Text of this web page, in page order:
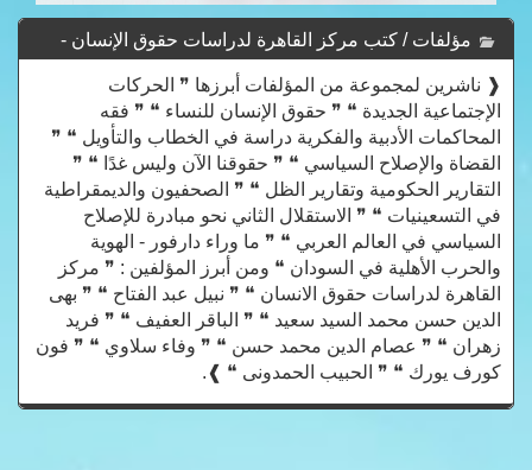
مؤلفات / كتب مركز القاهرة لدراسات حقوق الإنسان -
Mrkz Al-Qahrt Ldrasat Hqwq Al-Insan
❰ ناشرين لمجموعة من المؤلفات أبرزها ❞ الحركات
الإجتماعية الجديدة ❝ ❞ حقوق الإنسان للنساء ❝ ❞ فقه
المحاكمات الأدبية والفكرية دراسة في الخطاب والتأويل ❝ ❞
القضاة والإصلاح السياسي ❝ ❞ حقوقنا الآن وليس غدًا ❝ ❞
التقارير الحكومية وتقارير الظل ❝ ❞ الصحفيون والديمقراطية
في التسعينيات ❝ ❞ الاستقلال الثاني نحو مبادرة للإصلاح
السياسي في العالم العربي ❝ ❞ ما وراء دارفور - الهوية
والحرب الأهلية في السودان ❝ ومن أبرز المؤلفين : ❞ مركز
القاهرة لدراسات حقوق الانسان ❝ ❞ نبيل عبد الفتاح ❝ ❞ بهى
الدين حسن محمد السيد سعيد ❝ ❞ الباقر العفيف ❝ ❞ فريد
زهران ❝ ❞ عصام الدين محمد حسن ❝ ❞ وفاء سلاوي ❝ ❞ فون
كورف يورك ❝ ❞ الحبيب الحمدونى ❝ ❱.